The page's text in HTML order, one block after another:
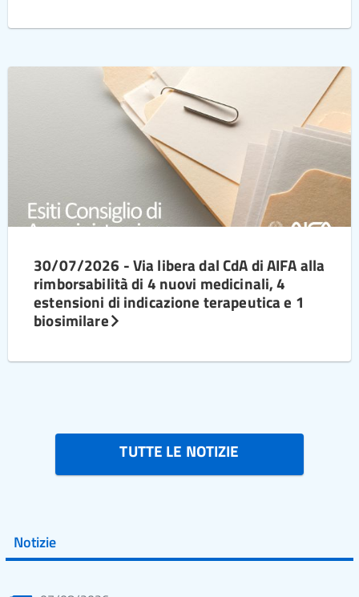
30/07/2026 - Via libera dal CdA di AIFA alla
rimborsabilità di 4 nuovi medicinali, 4
estensioni di indicazione terapeutica e 1
biosimilare
TUTTE LE NOTIZIE
Notizie